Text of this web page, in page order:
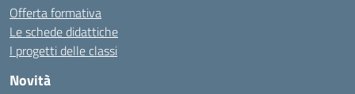
Offerta formativa
Le schede didattiche
I progetti delle classi
Novità